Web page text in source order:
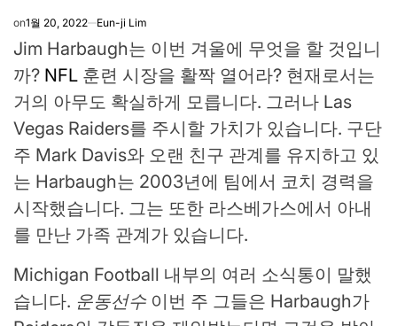
on1월 20, 2022 Eun-ji Lim
Jim Harbaugh는 이번 겨울에 무엇을 할 것입니
까? NFL 훈련 시장을 활짝 열어라? 현재로서는
거의 아무도 확실하게 모릅니다. 그러나 Las
Vegas Raiders를 주시할 가치가 있습니다. 구단
주 Mark Davis와 오랜 친구 관계를 유지하고 있
는 Harbaugh는 2003년에 팀에서 코치 경력을
시작했습니다. 그는 또한 라스베가스에서 아내
를 만난 가족 관계가 있습니다.
Michigan Football 내부의 여러 소식통이 말했
습니다. 운동선수이번 주 그들은 Harbaugh가